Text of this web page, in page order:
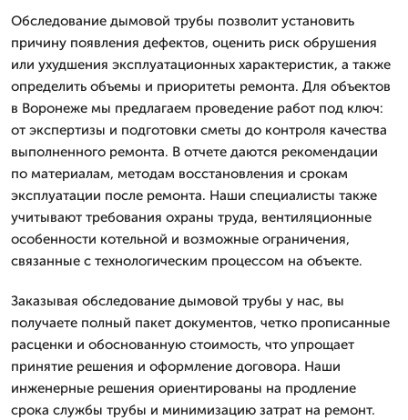
Обследование дымовой трубы позволит установить
причину появления дефектов, оценить риск обрушения
или ухудшения эксплуатационных характеристик, а также
определить объемы и приоритеты ремонта. Для объектов
в Воронеже мы предлагаем проведение работ под ключ:
от экспертизы и подготовки сметы до контроля качества
выполненного ремонта. В отчете даются рекомендации
по материалам, методам восстановления и срокам
эксплуатации после ремонта. Наши специалисты также
учитывают требования охраны труда, вентиляционные
особенности котельной и возможные ограничения,
связанные с технологическим процессом на объекте.
Заказывая обследование дымовой трубы у нас, вы
получаете полный пакет документов, четко прописанные
расценки и обоснованную стоимость, что упрощает
принятие решения и оформление договора. Наши
инженерные решения ориентированы на продление
срока службы трубы и минимизацию затрат на ремонт.